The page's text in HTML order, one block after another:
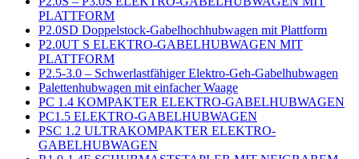
PLATTFORM
P2.0SD Doppelstock-Gabelhochhubwagen mit Plattform
P2.0UT S ELEKTRO-GABELHUBWAGEN MIT
PLATTFORM
P2.5-3.0 – Schwerlastfähiger Elektro-Geh-Gabelhubwagen
Palettenhubwagen mit einfacher Waage
PC 1.4 KOMPAKTER ELEKTRO-GABELHUBWAGEN
PC1.5 ELEKTRO-GABELHUBWAGEN
PSC 1.2 ULTRAKOMPAKTER ELEKTRO-
GABELHUBWAGEN